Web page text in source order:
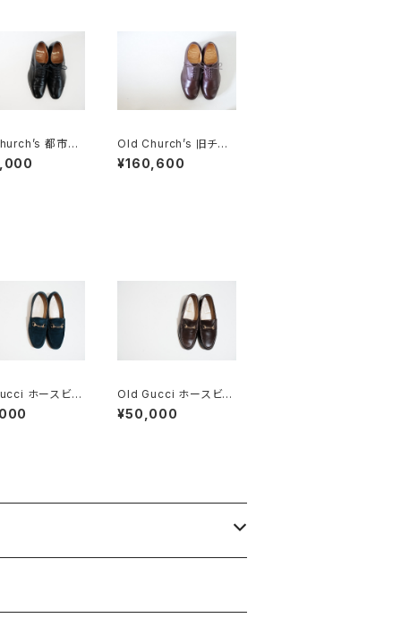
都市無
パンチドキ
ウ 85F
Old Church’s 旧チャ
ーチ 三都市 MESSEN
GER メッセンジャー 85
¥160,600
ホースビッ
ァー 36C Nav
Old Gucci ホースビッ
トローファー 35.5C D
B
¥50,000